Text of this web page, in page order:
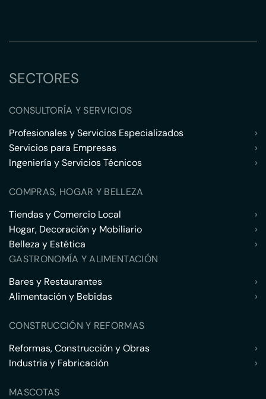
SECTORES
CONSULTORÍA Y SERVICIOS
Profesionales y Servicios Especializados
›
Servicios para Empresas
›
Ingeniería y Servicios Técnicos
›
COMPRAS, HOGAR Y BELLEZA
Tiendas y Comercio Local
›
Hogar, Decoración y Mobiliario
›
Belleza y Estética
›
GASTRONOMÍA Y ALIMENTACIÓN
Bares y Restaurantes
›
Alimentación y Bebidas
›
CONSTRUCCIÓN Y REFORMAS
Reformas, Construcción y Obras
›
Industria y Fabricación
›
MASCOTAS